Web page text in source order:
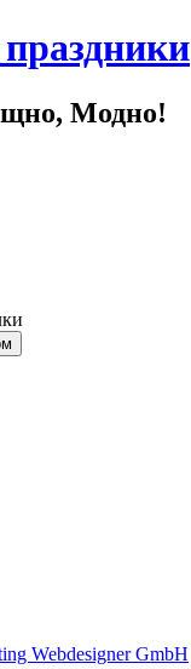
Модно!
Webdesigner GmbH